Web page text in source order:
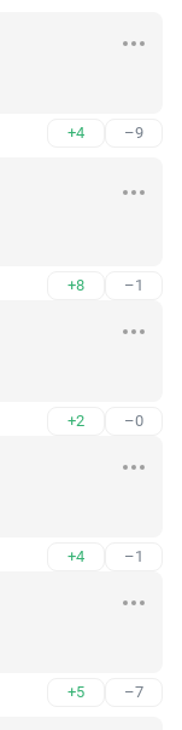
+4 –9
+8 –1
+2 –0
+4 –1
+5 –7